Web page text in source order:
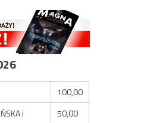
100,00
i
50,00